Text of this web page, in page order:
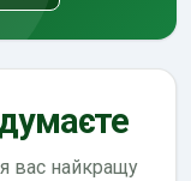
вас найкращу